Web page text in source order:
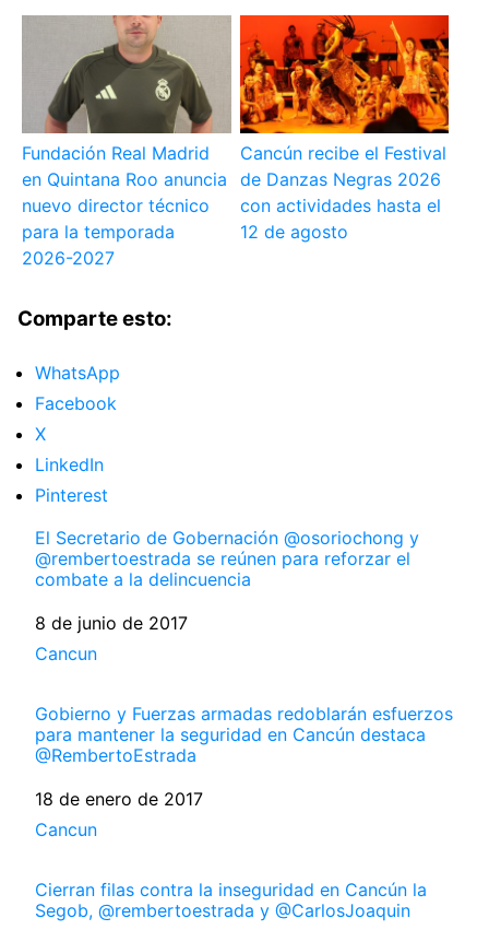
Fundación Real Madrid
en Quintana Roo anuncia
nuevo director técnico
para la temporada
2026-2027
Cancún recibe el Festival
de Danzas Negras 2026
con actividades hasta el
12 de agosto
Comparte esto:
WhatsApp
Facebook
X
LinkedIn
Pinterest
El Secretario de Gobernación @osoriochong y
@rembertoestrada se reúnen para reforzar el
combate a la delincuencia
Fecha
8 de junio de 2017
Respecto a
Cancun
Gobierno y Fuerzas armadas redoblarán esfuerzos
para mantener la seguridad en Cancún destaca
@RembertoEstrada
Fecha
18 de enero de 2017
Respecto a
Cancun
Cierran filas contra la inseguridad en Cancún la
Segob, @rembertoestrada y @CarlosJoaquin